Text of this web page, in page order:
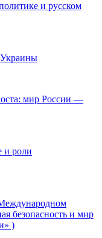
и русском
мир России —
и роли
безопасность и мир
)